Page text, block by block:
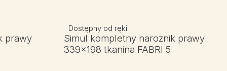
prawy
Dostępny od ręki
Simul kompletny narożnik prawy
339x198 tkanina FABRI 5